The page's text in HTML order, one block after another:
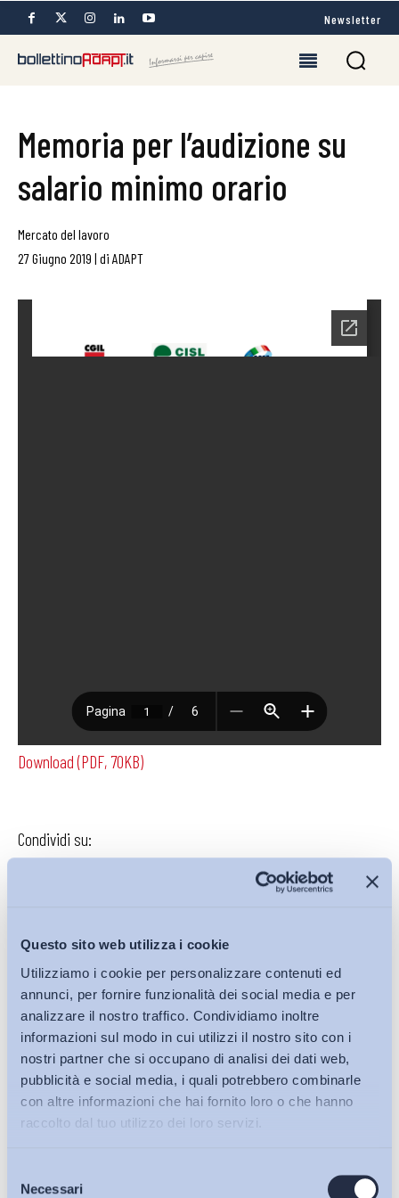
Questo sito web utilizza i cookie
Utilizziamo i cookie per personalizzare contenuti ed
annunci, per fornire funzionalità dei social media e per
analizzare il nostro traffico. Condividiamo inoltre
informazioni sul modo in cui utilizzi il nostro sito con i
nostri partner che si occupano di analisi dei dati web,
pubblicità e social media, i quali potrebbero combinarle
con altre informazioni che hai fornito loro o che hanno
raccolto dal tuo utilizzo dei loro servizi.
delNecessariBollettini ADAPT
Newsletter
Memoria per l’audizione su
salario minimo orario
Mercato del lavoro
27 Giugno 2019 | di ADAPT
Download (PDF, 70KB)
Condividi su:
Iscriviti alla Newsletter